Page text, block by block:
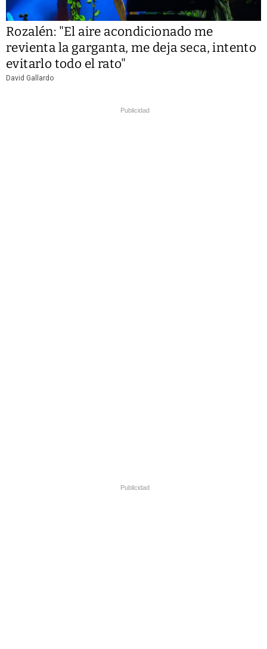
Rozalén: "El aire acondicionado me
revienta la garganta, me deja seca, intento
evitarlo todo el rato"
David Gallardo
Publicidad
Publicidad